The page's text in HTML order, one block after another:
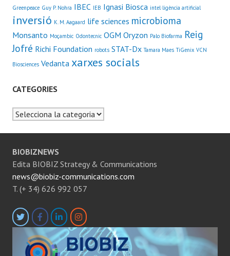
Greenpeace Guy P. Nohra IBEC IEB Ignasi Biosca intel·ligència artificial
inversió K. M. Aagaard life sciences microbioma
Monsanto Moçambic Odontecnic OGM Oryzon Palo Biofarma Reig
Jofré Richi Foundation robots STAT-Dx Tamara Maes TiGenix VCN
Biosciences Vedanta xarxes socials
CATEGORIES
Categories
BIOBIZNEWS
Edita BIOBIZ Strategy & Communications
news@biobiz-communications.com
T. (+ 34) 626 992 057